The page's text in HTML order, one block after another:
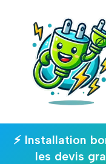
contenu
⚡ Installation
les devis